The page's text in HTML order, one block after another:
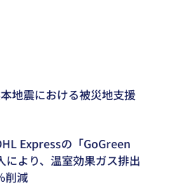
地震における被災地支援
Expressの「GoGreen
により、温室効果ガス排出
削減